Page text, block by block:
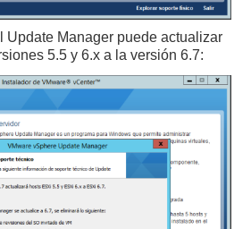
Update Manager puede actualizar
5.5 y 6.x a la versión 6.7: